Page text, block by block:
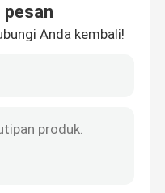
pesan
Anda kembali!